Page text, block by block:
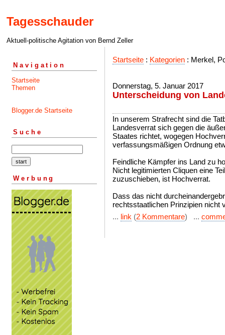
Tagesschauder
Aktuell-politische Agitation von Bernd Zeller
Navigation
Startseite
Themen
Blogger.de Startseite
Suche
Werbung
Startseite : Kategorien : Merkel,
Donnerstag, 5. Januar 2017
Unterscheidung von
In unserem Strafrecht sind die
Landesverrat sich gegen die
Staates richtet, wogegen
verfassungsmäßigen Ordnung
Feindliche Kämpfer ins Land zu
Nicht legitimierten Cliquen eine
zuzuschieben, ist Hochverrat.
Dass das nicht
rechtsstaatlichen Prinzipien nicht
... link (2 Kommentare) ...